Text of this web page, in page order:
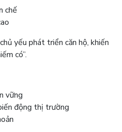
chế
yếu phát triển căn hộ, khiến
có”.
vững
động thị trường